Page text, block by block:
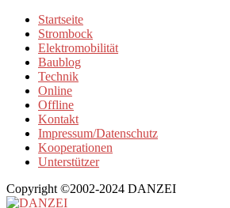
Startseite
Strombock
Elektromobilität
Baublog
Technik
Online
Offline
Kontakt
Impressum/Datenschutz
Kooperationen
Unterstützer
Copyright ©2002-2024 DANZEI